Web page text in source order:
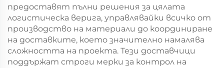
предоставят пълни решения за цялата
логистическа верига, управлявайки всичко от
производство на материали до координиране
на доставките, което значително намалява
сложността на проекта. Тези доставчици
поддържат строги мерки за контрол на